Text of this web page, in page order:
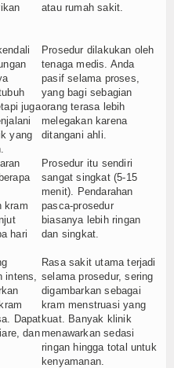
atau rumah sakit.
juga
yang
Prosedur dilakukan oleh
tenaga medis. Anda
pasif selama proses,
yang bagi sebagian
orang terasa lebih
melegakan karena
ditangani ahli.
kram
hari
Prosedur itu sendiri
sangat singkat (5-15
menit). Pendarahan
pasca-prosedur
biasanya lebih ringan
dan singkat.
intens,
Dapat
dan
Rasa sakit utama terjadi
selama prosedur, sering
digambarkan sebagai
kram menstruasi yang
kuat. Banyak klinik
menawarkan sedasi
ringan hingga total untuk
kenyamanan.